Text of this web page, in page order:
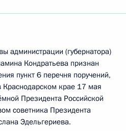
администрации (губернатора)
Кондратьева признан
пункт 6 перечня поручений,
Краснодарском крае 17 мая
Президента Российской
советника Президента
Эдельгериева.